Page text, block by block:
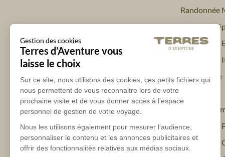
Gestion des cookies
Terres d’Aventure vous
laisse le choix
Sur ce site, nous utilisons des cookies, ces petits fichiers qui
nous permettent de vous reconnaitre lors de votre
prochaine visite et de vous donner accès à l’espace
personnel de gestion de votre voyage.
Nous les utilisons également pour mesurer l’audience,
personnaliser le contenu et les annonces publicitaires et
offrir des fonctionnalités relatives aux médias sociaux.
Randonnée
Trekking
Randonnée
Randonnée
Trek Islande
Trek
Randonnée
Randonnée